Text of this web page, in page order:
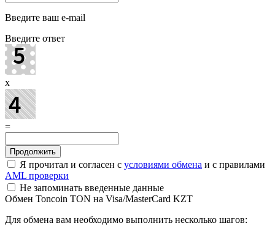
Введите ваш e-mail
Введите ответ
x
=
Я прочитал и согласен с условиями обмена и с правилами
AML проверки
Не запоминать введенные данные
Обмен Toncoin TON на Visa/MasterCard KZT
Для обмена вам необходимо выполнить несколько шагов: